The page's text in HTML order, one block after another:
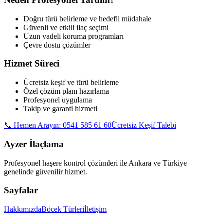
Doğru türü belirleme ve hedefli müdahale
Güvenli ve etkili ilaç seçimi
Uzun vadeli koruma programları
Çevre dostu çözümler
Hizmet Süreci
Ücretsiz keşif ve türü belirleme
Özel çözüm planı hazırlama
Profesyonel uygulama
Takip ve garanti hizmeti
📞 Hemen Arayın: 0541 585 61 60Ücretsiz Keşif Talebi
Ayzer İlaçlama
Profesyonel haşere kontrol çözümleri ile Ankara ve Türkiye
genelinde güvenilir hizmet.
Sayfalar
HakkımızdaBöcek Türleriİletişim